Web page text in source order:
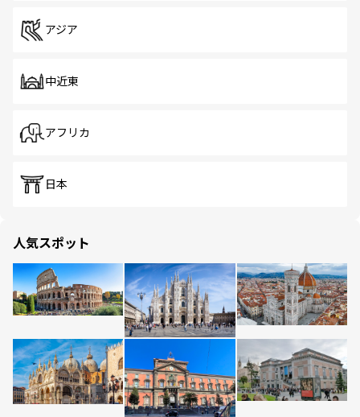
アジア
中近東
アフリカ
日本
人気スポット